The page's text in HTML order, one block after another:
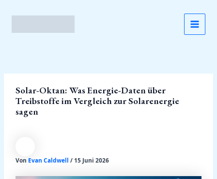
Inhalt
Solar-Oktan: Was Energie-Daten über
Treibstoffe im Vergleich zur Solarenergie
sagen
Von Evan Caldwell / 15 Juni 2026